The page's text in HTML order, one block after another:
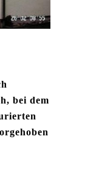
bei dem